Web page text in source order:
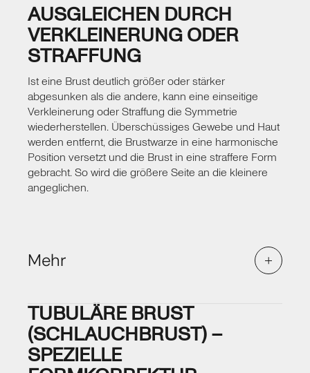
individuellen Voraussetzungen ab. Bei einem
moderaten Volumenunterschied von bis zu einer
Körbchengröße kann Eigenfett eine
hervorragende Lösung sein – besonders für
Frauen, die eine natürliche, implantatfreie
Korrektur bevorzugen. Bei einem größeren
Unterschied oder bei Frauen mit wenig eigenem
Fettgewebe ist ein Silikonimplantat häufig die
bessere Wahl.
In manchen Fällen werden auch unterschiedlich
große Implantate verwendet, um beide Brüste
symmetrisch anzugleichen. In der Beratung zeige
ich Ihnen anhand Ihrer Anatomie, welche
AUSGLEICHEN DURCH
VERKLEINERUNG ODER
STRAFFUNG
Ist eine Brust deutlich größer oder stärker
abgesunken als die andere, kann eine einseitige
Verkleinerung oder Straffung die Symmetrie
wiederherstellen. Überschüssiges Gewebe und Haut
werden entfernt, die Brustwarze in eine harmonische
Position versetzt und die Brust in eine straffere Form
gebracht. So wird die größere Seite an die kleinere
angeglichen.
Mehr
ein Größenunterschied, sondern auch ein
Formunterschied vor – eine Brust kann straffer
sein, die andere stärker abgesunken. In diesen
Fällen reicht eine reine Volumenanpassung nicht
TUBULÄRE BRUST
(SCHLAUCHBRUST) –
SPEZIELLE